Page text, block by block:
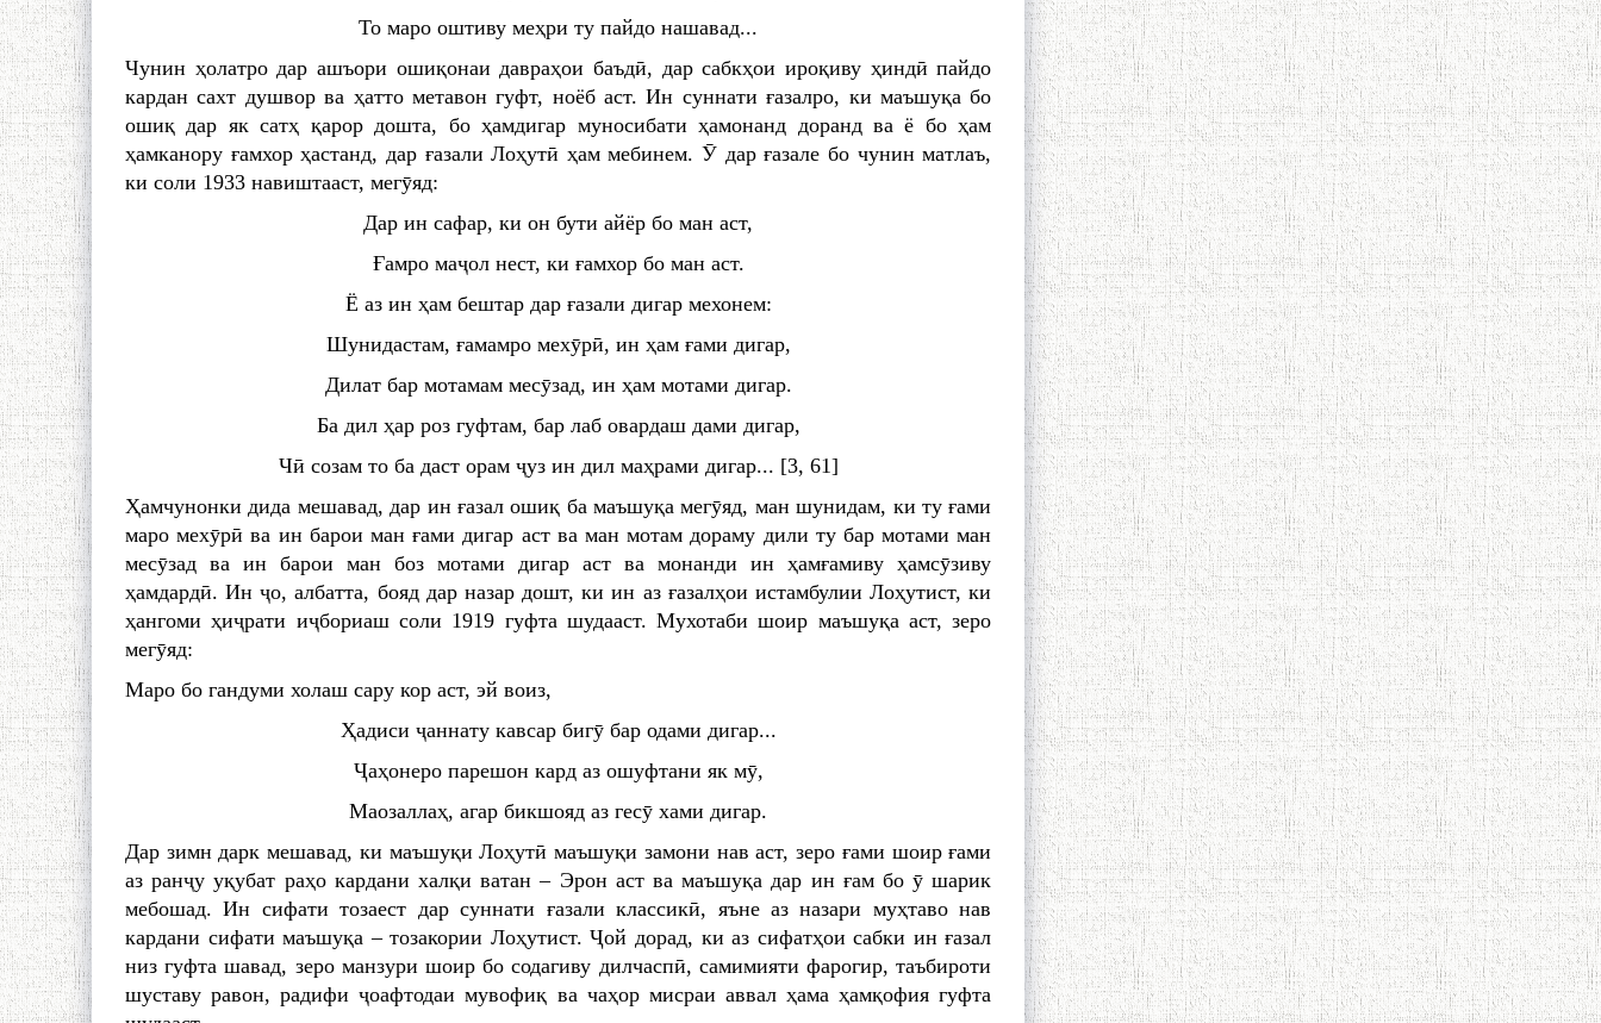
То маро оштиву меҳри ту пайдо нашавад...
Чунин ҳолатро дар ашъори ошиқонаи давраҳои баъдӣ, дар сабкҳои ироқиву ҳиндӣ пайдо
кардан сахт душвор ва ҳатто метавон гуфт, ноёб аст. Ин суннати ғазалро, ки маъшуқа бо
ошиқ дар як сатҳ қарор дошта, бо ҳамдигар муносибати ҳамонанд доранд ва ё бо ҳам
ҳамканору ғамхор ҳастанд, дар ғазали Лоҳутӣ ҳам мебинем. Ӯ дар ғазале бо чунин матлаъ,
ки соли 1933 навиштааст, мегӯяд:
Дар ин сафар, ки он бути айёр бо ман аст,
Ғамро маҷол нест, ки ғамхор бо ман аст.
Ё аз ин ҳам бештар дар ғазали дигар мехонем:
Шунидастам, ғамамро мехӯрӣ, ин ҳам ғами дигар,
Дилат бар мотамам месӯзад, ин ҳам мотами дигар.
Ба дил ҳар роз гуфтам, бар лаб овардаш дами дигар,
Чӣ созам то ба даст орам ҷуз ин дил маҳрами дигар... [3, 61]
Ҳамчунонки дида мешавад, дар ин ғазал ошиқ ба маъшуқа мегӯяд, ман шунидам, ки ту ғами
маро мехӯрӣ ва ин барои ман ғами дигар аст ва ман мотам дораму дили ту бар мотами ман
месӯзад ва ин барои ман боз мотами дигар аст ва монанди ин ҳамғамиву ҳамсӯзиву
ҳамдардӣ. Ин ҷо, албатта, бояд дар назар дошт, ки ин аз ғазалҳои истамбулии Лоҳутист, ки
ҳангоми ҳиҷрати иҷбориаш соли 1919 гуфта шудааст. Мухотаби шоир маъшуқа аст, зеро
мегӯяд:
Маро бо гандуми холаш сару кор аст, эй воиз,
Ҳадиси ҷаннату кавсар бигӯ бар одами дигар...
Ҷаҳонеро парешон кард аз ошуфтани як мӯ,
Маозаллаҳ, агар бикшояд аз гесӯ хами дигар.
Дар зимн дарк мешавад, ки маъшуқи Лоҳутӣ маъшуқи замони нав аст, зеро ғами шоир ғами
аз ранҷу уқубат раҳо кардани халқи ватан – Эрон аст ва маъшуқа дар ин ғам бо ӯ шарик
мебошад. Ин сифати тозаест дар суннати ғазали классикӣ, яъне аз назари муҳтаво нав
кардани сифати маъшуқа – тозакории Лоҳутист. Ҷой дорад, ки аз сифатҳои сабки ин ғазал
низ гуфта шавад, зеро манзури шоир бо содагиву дилчаспӣ, самимияти фарогир, таъбироти
шуставу равон, радифи ҷоафтодаи мувофиқ ва чаҳор мисраи аввал ҳама ҳамқофия гуфта
ЧЕХРАХОИ АСЛИИ МИРЗО
ТУРСУНЗОДА
Мирзо Турсунзода- "Кахрамони
Точикистон"
МИРЗО ТУРСУНЗОДА ТАРЧУМАИ
ХОЛ/MIRZO TURSUNZODA BIOGRAFIYA
Сайри осорхона - Мирзо Турсунзода